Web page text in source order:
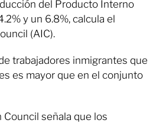
del Producto Interno
y un 6.8%, calcula el
(AIC).
trabajadores inmigrantes que
es mayor que en el conjunto
señala que los